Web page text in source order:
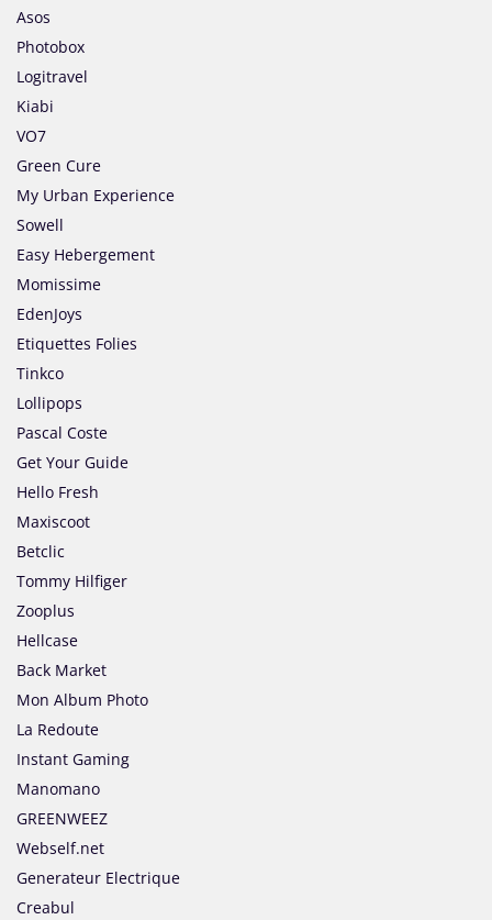
Asos
Photobox
Logitravel
Kiabi
VO7
Green Cure
My Urban Experience
Sowell
Easy Hebergement
Momissime
EdenJoys
Etiquettes Folies
Tinkco
Lollipops
Pascal Coste
Get Your Guide
Hello Fresh
Maxiscoot
Betclic
Tommy Hilfiger
Zooplus
Hellcase
Back Market
Mon Album Photo
La Redoute
Instant Gaming
Manomano
GREENWEEZ
Webself.net
Generateur Electrique
Creabul